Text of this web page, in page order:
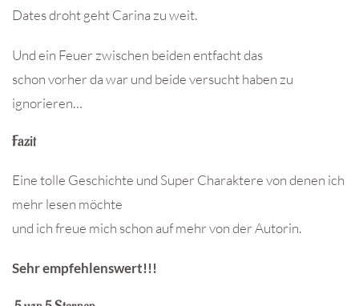
Dates droht geht Carina zu weit.
Und ein Feuer zwischen beiden entfacht das
schon vorher da war und beide versucht haben zu
ignorieren…
Fazit
Eine tolle Geschichte und Super Charaktere von denen ich
mehr lesen möchte
und ich freue mich schon auf mehr von der Autorin.
Sehr empfehlenswert!!!